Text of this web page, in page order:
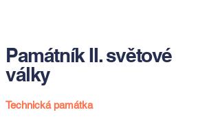
Památník II. světové
války
Technická památka